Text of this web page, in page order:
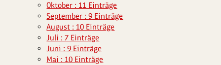
Oktober : 11 Einträge
September : 9 Einträge
August : 10 Einträge
Juli : 7 Einträge
Juni : 9 Einträge
Mai : 10 Einträge